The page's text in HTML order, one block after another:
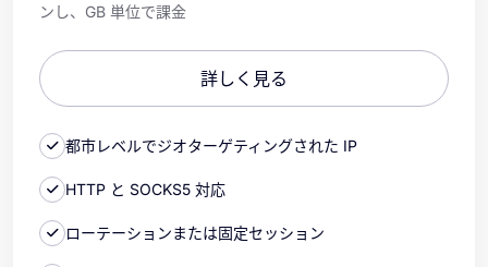
ンし、GB 単位で課金
詳しく見る
都市レベルでジオターゲティングされた IP
HTTP と SOCKS5 対応
ローテーションまたは固定セッション